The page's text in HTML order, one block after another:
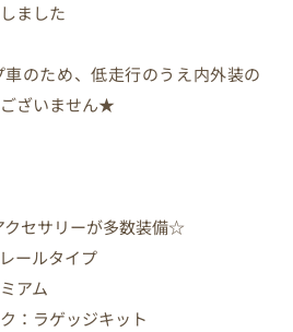
ました
のため、低走行のうえ内外装の
ざいません★
クセサリーが多数装備☆
ールタイプ
アム
：ラゲッジキット